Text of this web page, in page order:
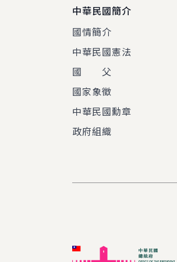
中華民國簡介
國情簡介
中華民國憲法
國 父
國家象徵
中華民國勳章
政府組織